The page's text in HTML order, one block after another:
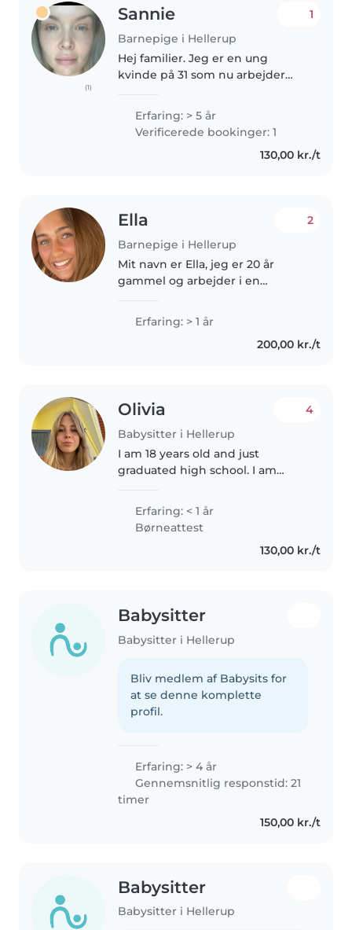
(1)
Sannie
Barnepige i Hellerup
1
Hej familier. Jeg er en ung
kvinde på 31 som nu arbejder
dreng på 3 år. Jeg er hos dem fra
eftermiddage til aften så om
morgnen- formiddagen har jeg
Erfaring: > 5 år
Verificerede bookinger: 1
130,00 kr./t
Ella
Barnepige i Hellerup
2
Mit navn er Ella, jeg er 20 år
gammel og arbejder i en
et år. Jeg har også erfaring med
at passe børn hos flere familier
og brænder for at skabe trygge..
Erfaring: > 1 år
200,00 kr./t
Olivia
Babysitter i Hellerup
4
I am 18 years old and just
graduated high school. I am
therefore my first language is
English, however, I do also speak
Danish. I am very creative and..
Erfaring: < 1 år
Børneattest
130,00 kr./t
Babysitter
Babysitter i Hellerup
Bliv medlem af Babysits for
at se denne komplette
profil.
Erfaring: > 4 år
Gennemsnitlig responstid: 21
timer
150,00 kr./t
Babysitter
Babysitter i Hellerup